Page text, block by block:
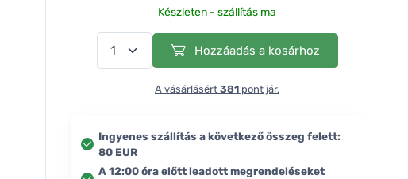
Készleten - szállítás ma
Hozzáadás a kosárhoz
A vásárlásért 381 pont jár.
Ingyenes szállítás a következő összeg felett:
80 EUR
A 12:00 óra előtt leadott megrendeléseket